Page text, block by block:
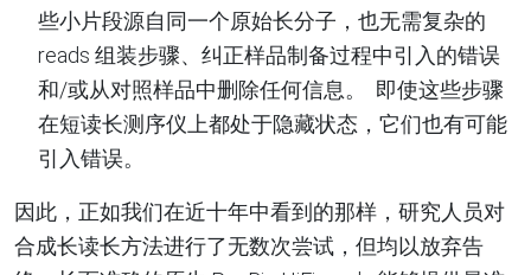
些小片段源自同一个原始长分子，也无需复杂的
reads 组装步骤、纠正样品制备过程中引入的错误
和/或从对照样品中删除任何信息。
即使这些步骤
在短读长测序仪上都处于隐藏状态，它们也有可能
引入错误。
因此，正如我们在近十年中看到的那样，研究人员对
合成长读长方法进行了无数次尝试，但均以放弃告